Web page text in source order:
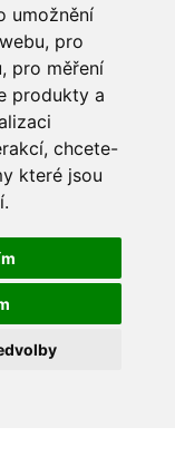
umožnění
, pro
, pro měření
produkty a
, chcete-
které jsou
.
Jigová Hlavička
30g 3ks